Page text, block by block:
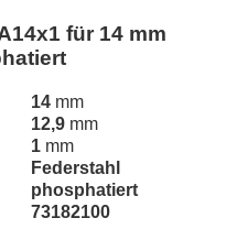
für 14 mm
14 mm
12,9 mm
1 mm
Federstahl
phosphatiert
73182100